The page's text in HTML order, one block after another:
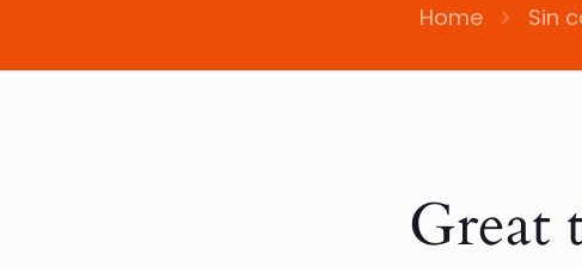
Home Sin
Great